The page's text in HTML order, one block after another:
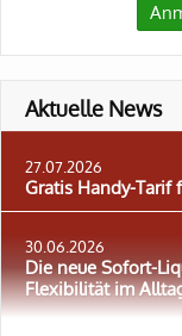
Aktuelle News
27.07.2026
Gratis Handy-Tarif
30.06.2026
Die neue Sofort-
Flexibilität im